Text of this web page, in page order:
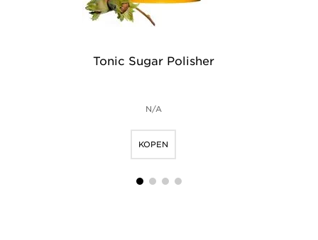
Tonic Sugar Polisher
N/A
KOPEN
1 2 3 4